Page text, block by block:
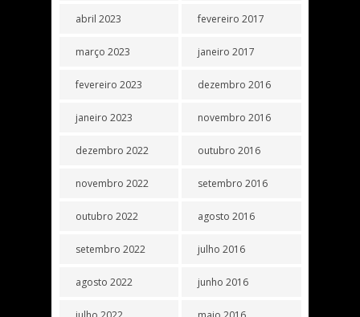
abril 2023
março 2023
fevereiro 2023
janeiro 2023
dezembro 2022
novembro 2022
outubro 2022
setembro 2022
agosto 2022
fevereiro 2017
janeiro 2017
dezembro 2016
novembro 2016
outubro 2016
setembro 2016
agosto 2016
julho 2016
junho 2016